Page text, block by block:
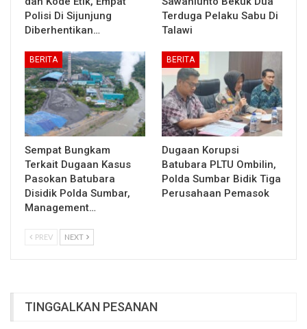
Polisi Di Sijunjung
Diberhentikan…
Terduga Pelaku Sabu Di
Talawi
BERITA
Sempat Bungkam
Terkait Dugaan Kasus
Pasokan Batubara
Disidik Polda Sumbar,
Management…
BERITA
Dugaan Korupsi
Batubara PLTU Ombilin,
Polda Sumbar Bidik Tiga
Perusahaan Pemasok
PREV NEXT
TINGGALKAN PESANAN